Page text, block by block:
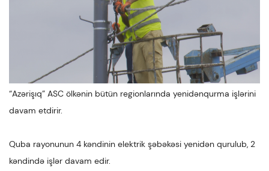
“Azərişıq” ASC ölkənin bütün regionlarında yenidənqurma işlərini
davam etdirir.
Quba rayonunun 4 kəndinin elektrik şəbəkəsi yenidən qurulub, 2
kəndində işlər davam edir.